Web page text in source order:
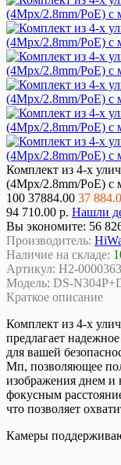
Комплект из 4-х
(4Mpx/2.8mm/PoE) с
100 37884.00 37
94 710.00 р. Нашли
Вы экономите: 56
Производитель:
Наличие на складе:
Артикул: Н2-
Модель: DS-
Краткое описание
Комплект из 4-х
предлагает
для вашей
Мп, позволяющее
изображения днем
фокусным
что позволяет
Камеры